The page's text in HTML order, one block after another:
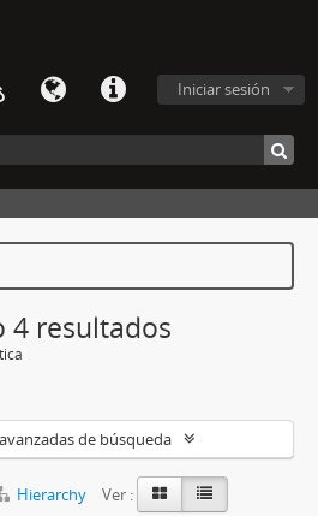
Iniciar sesión
4 resultados
de búsqueda
Hierarchy
Ver :